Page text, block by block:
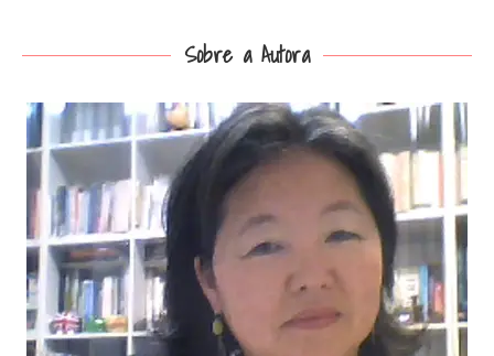
Sobre a Autora